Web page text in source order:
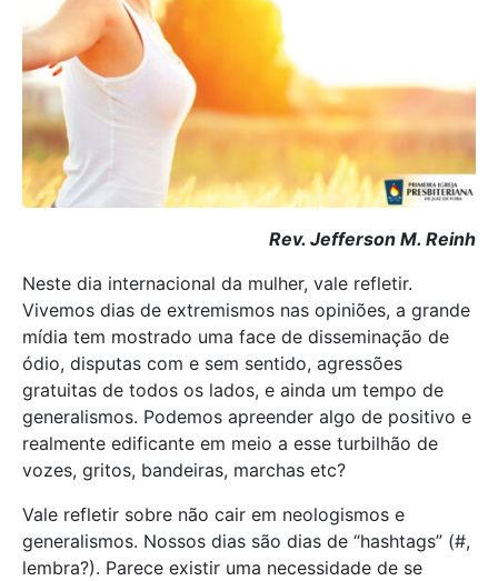
Rev. Jefferson M. Reinh
Neste dia internacional da mulher, vale refletir.
Vivemos dias de extremismos nas opiniões, a grande
mídia tem mostrado uma face de disseminação de
ódio, disputas com e sem sentido, agressões
gratuitas de todos os lados, e ainda um tempo de
generalismos. Podemos apreender algo de positivo e
realmente edificante em meio a esse turbilhão de
vozes, gritos, bandeiras, marchas etc?
Vale refletir sobre não cair em neologismos e
generalismos. Nossos dias são dias de “hashtags” (#,
lembra?). Parece existir uma necessidade de se